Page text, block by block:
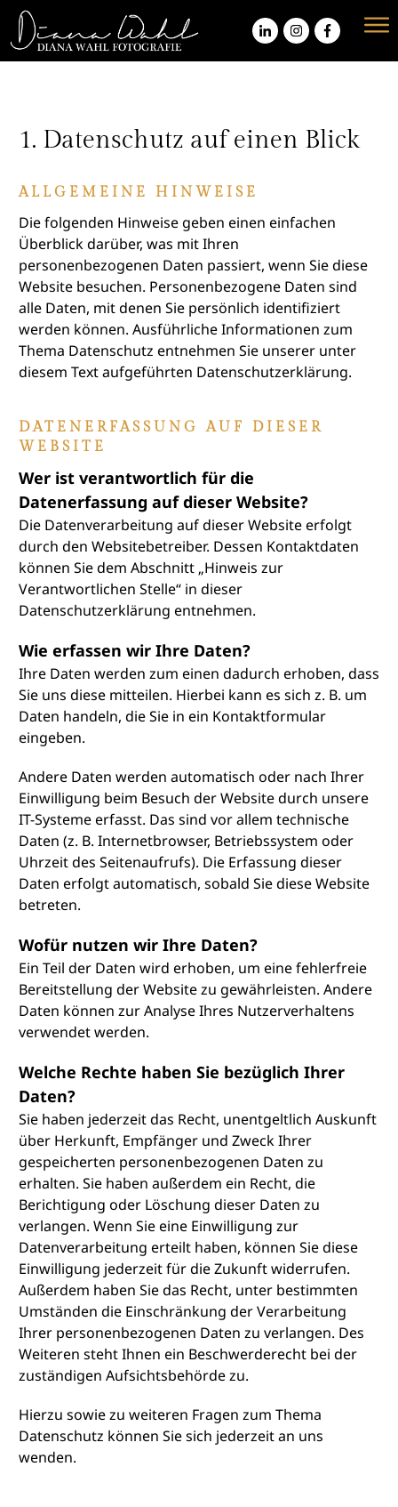
1. Datenschutz auf einen Blick
ALLGEMEINE HINWEISE
Die folgenden Hinweise geben einen einfachen
Überblick darüber, was mit Ihren
personenbezogenen Daten passiert, wenn Sie diese
Website besuchen. Personenbezogene Daten sind
alle Daten, mit denen Sie persönlich identifiziert
werden können. Ausführliche Informationen zum
Thema Datenschutz entnehmen Sie unserer unter
diesem Text aufgeführten Datenschutzerklärung.
DATENERFASSUNG AUF DIESER
WEBSITE
Wer ist verantwortlich für die
Datenerfassung auf dieser Website?
Die Datenverarbeitung auf dieser Website erfolgt
durch den Websitebetreiber. Dessen Kontaktdaten
können Sie dem Abschnitt „Hinweis zur
Verantwortlichen Stelle“ in dieser
Datenschutzerklärung entnehmen.
Wie erfassen wir Ihre Daten?
Ihre Daten werden zum einen dadurch erhoben, dass
Sie uns diese mitteilen. Hierbei kann es sich z. B. um
Daten handeln, die Sie in ein Kontaktformular
eingeben.
Andere Daten werden automatisch oder nach Ihrer
Einwilligung beim Besuch der Website durch unsere
IT-Systeme erfasst. Das sind vor allem technische
Daten (z. B. Internetbrowser, Betriebssystem oder
Uhrzeit des Seitenaufrufs). Die Erfassung dieser
Daten erfolgt automatisch, sobald Sie diese Website
betreten.
Wofür nutzen wir Ihre Daten?
Ein Teil der Daten wird erhoben, um eine fehlerfreie
Bereitstellung der Website zu gewährleisten. Andere
Daten können zur Analyse Ihres Nutzerverhaltens
verwendet werden.
Welche Rechte haben Sie bezüglich Ihrer
Daten?
Sie haben jederzeit das Recht, unentgeltlich Auskunft
über Herkunft, Empfänger und Zweck Ihrer
gespeicherten personenbezogenen Daten zu
erhalten. Sie haben außerdem ein Recht, die
Berichtigung oder Löschung dieser Daten zu
verlangen. Wenn Sie eine Einwilligung zur
Datenverarbeitung erteilt haben, können Sie diese
Einwilligung jederzeit für die Zukunft widerrufen.
Außerdem haben Sie das Recht, unter bestimmten
Umständen die Einschränkung der Verarbeitung
Ihrer personenbezogenen Daten zu verlangen. Des
Weiteren steht Ihnen ein Beschwerderecht bei der
zuständigen Aufsichtsbehörde zu.
Hierzu sowie zu weiteren Fragen zum Thema
Datenschutz können Sie sich jederzeit an uns
wenden.